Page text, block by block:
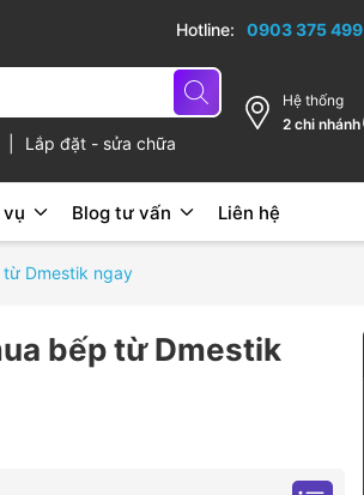
Hotline: 0903 375 499
Lắp đặt - sửa chữa
Hệ thống
2 chi nhánh
Blog tư vấn Liên hệ
Dmestik ngay
bếp từ Dmestik